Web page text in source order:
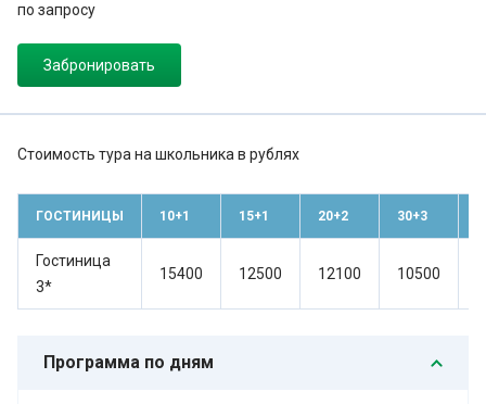
по запросу
Забронировать
Стоимость тура на школьника в рублях
ГОСТИНИЦЫ 10+1 15+1 20+2 30+3
Гостиница
3*
15400 12500 12100 10500
Программа по дням